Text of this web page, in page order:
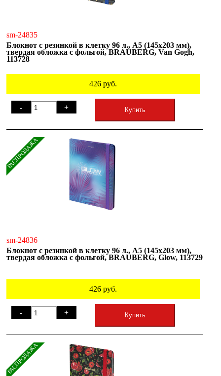
sm-24835
Блокнот с резинкой в клетку 96 л., А5 (145х203 мм),
твердая обложка с фольгой, BRAUBERG, Van Gogh,
113728
426 руб.
- + Купить
РАСПРОДАЖА
sm-24836
Блокнот с резинкой в клетку 96 л., А5 (145х203 мм),
твердая обложка с фольгой, BRAUBERG, Glow, 113729
426 руб.
- + Купить
РАСПРОДАЖА